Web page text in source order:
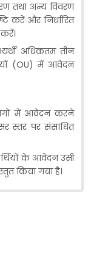
तथा अन्य विवरण
करें और निर्धारित
अधिकतम तीन
(OU) में आवेदन
में आवेदन करने
स्तर पर संसाधित
के आवेदन उसी
किया गया है।